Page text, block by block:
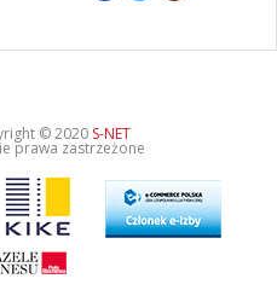
© 2020 S-NET
prawa zastrzeżone